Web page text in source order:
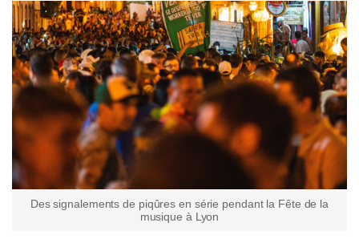
Des signalements de piqûres en série pendant la Fête de la
musique à Lyon